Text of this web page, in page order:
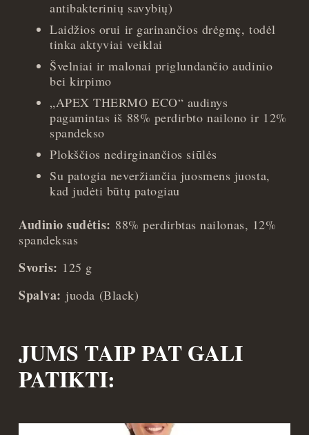
antibakterinių savybių)
Laidžios orui ir garinančios drėgmę, todėl
tinka aktyviai veiklai
Švelniai ir malonai priglundančio audinio
bei kirpimo
„APEX THERMO ECO“ audinys
pagamintas iš 88% perdirbto nailono ir 12%
spandekso
Plokščios nedirginančios siūlės
Su patogia neveržiančia juosmens juosta,
kad judėti būtų patogiau
Audinio sudėtis: 88% perdirbtas nailonas, 12%
spandeksas
Svoris: 125 g
Spalva: juoda (Black)
JUMS TAIP PAT GALI
PATIKTI: